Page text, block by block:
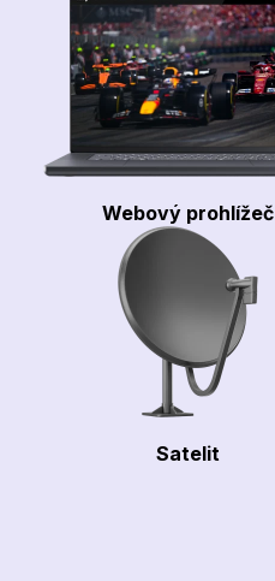
Webový prohlížeč
Satelit